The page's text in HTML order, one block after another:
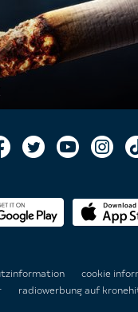
cookie
radiowerbung auf